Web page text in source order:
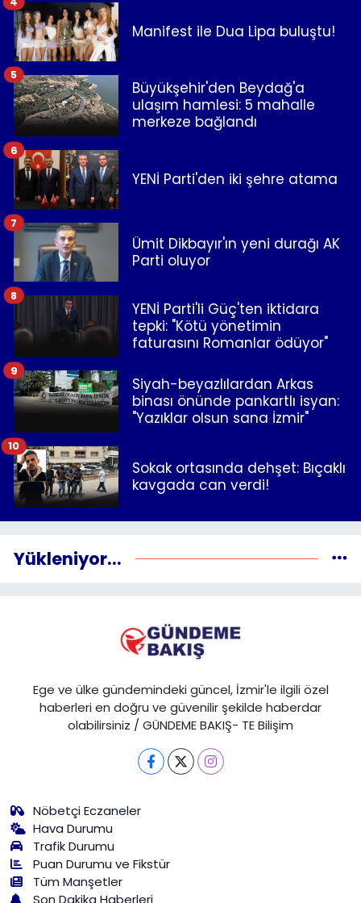
Manifest ile Dua Lipa buluştu!
Büyükşehir'den Beydağ'a
ulaşım hamlesi: 5 mahalle
merkeze bağlandı
5
YENİ Parti'den iki şehre atama
6
Ümit Dikbayır'ın yeni durağı AK
Parti oluyor
7
YENİ Parti'li Güç'ten iktidara
tepki: "Kötü yönetimin
faturasını Romanlar ödüyor"
8
Siyah-beyazlılardan Arkas
binası önünde pankartlı isyan:
"Yazıklar olsun sana İzmir"
9
Sokak ortasında dehşet: Bıçaklı
kavgada can verdi!
10
Yükleniyor...
Ege ve ülke gündemindeki güncel, İzmir'le ilgili özel
haberleri en doğru ve güvenilir şekilde haberdar
olabilirsiniz / GÜNDEME BAKIŞ- TE Bilişim
Nöbetçi Eczaneler
Hava Durumu
Trafik Durumu
Puan Durumu ve Fikstür
Tüm Manşetler
Son Dakika Haberleri